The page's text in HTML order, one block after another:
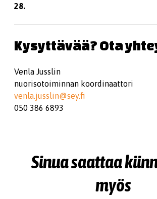
28.
Kysyttävää? Ota
Venla Jusslin
nuorisotoiminnan koordinaattori
venla.jusslin@sey.fi
050 386 6893
Sinua saattaa
myös